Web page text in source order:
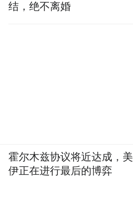
结，绝不离婚
霍尔木兹协议将近达成，美
伊正在进行最后的博弈